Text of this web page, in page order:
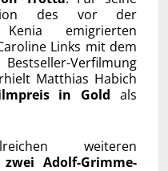
des vor der
emigrierten
Links mit dem
Verfilmung
Matthias Habich
in Gold als
weiteren
zwei Adolf-Grimme-